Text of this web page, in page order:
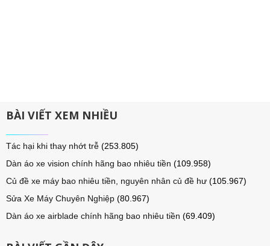
BÀI VIẾT XEM NHIỀU
Tác hại khi thay nhớt trễ (253.805)
Dàn áo xe vision chính hãng bao nhiêu tiền (109.958)
Củ đề xe máy bao nhiêu tiền, nguyên nhân củ đề hư (105.967)
Sửa Xe Máy Chuyên Nghiệp (80.967)
Dàn áo xe airblade chính hãng bao nhiêu tiền (69.409)